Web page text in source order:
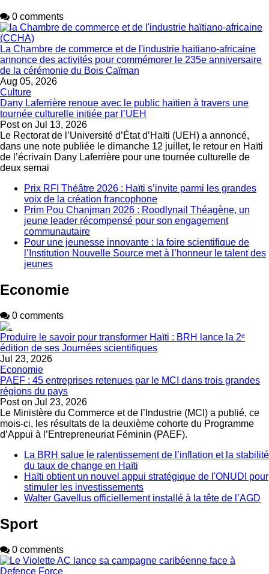
0 comments
La Chambre de commerce et de l'industrie haïtiano-africaine
annonce des activités pour commémorer le 235e anniversaire
de la cérémonie du Bois Caïman
Aug 05, 2026
Culture
Dany Laferrière renoue avec le public haïtien à travers une
tournée culturelle initiée par l’UEH
Post on Jul 13, 2026
Le Rectorat de l’Université d’État d’Haïti (UEH) a annoncé,
dans une note publiée le dimanche 12 juillet, le retour en Haïti
de l’écrivain Dany Laferrière pour une tournée culturelle de
deux semai
Prix RFI Théâtre 2026 : Haïti s’invite parmi les grandes
voix de la création francophone
Prim Pou Chanjman 2026 : Roodlynail Théagène, un
jeune leader récompensé pour son engagement
communautaire
Pour une jeunesse innovante : la foire scientifique de
l’Institution Nouvelle Source met à l’honneur le talent des
jeunes
Economie
0 comments
Produire le savoir pour transformer Haïti : BRH lance la 2ᵉ
édition de ses Journées scientifiques
Jul 23, 2026
Economie
PAEF : 45 entreprises retenues par le MCI dans trois grandes
régions du pays
Post on Jul 23, 2026
Le Ministère du Commerce et de l’Industrie (MCI) a publié, ce
mois-ci, les résultats de la deuxième cohorte du Programme
d’Appui à l’Entrepreneuriat Féminin (PAEF).
La BRH salue le ralentissement de l’inflation et la stabilité
du taux de change en Haïti
Haïti obtient un nouvel appui stratégique de l'ONUDI pour
stimuler les investissements
Walter Gavellus officiellement installé à la tête de l’AGD
Sport
0 comments